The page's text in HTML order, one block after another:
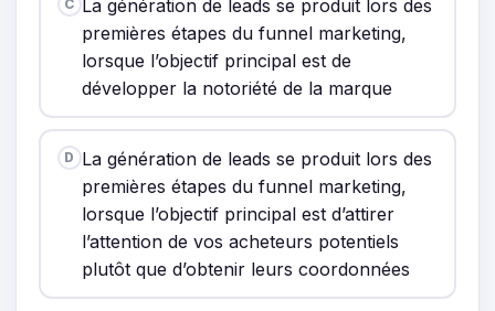
C La génération de leads se produit lors des
premières étapes du funnel marketing,
lorsque l’objectif principal est de
développer la notoriété de la marque
D La génération de leads se produit lors des
premières étapes du funnel marketing,
lorsque l’objectif principal est d’attirer
l’attention de vos acheteurs potentiels
plutôt que d’obtenir leurs coordonnées